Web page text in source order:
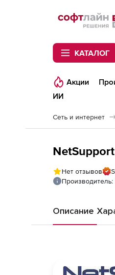
Softline
КАТАЛОГ
Акции
ИИ
Сеть и интернет
Нет отзывов
Производитель:
Описание